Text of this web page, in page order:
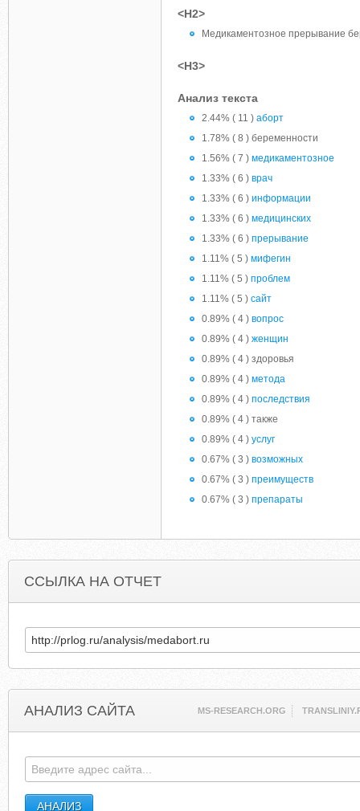
<H2>
Медикаментозное прерывание
<H3>
Анализ текста
2.44% ( 11 ) аборт
1.78% ( 8 ) беременности
1.56% ( 7 ) медикаментозное
1.33% ( 6 ) врач
1.33% ( 6 ) информации
1.33% ( 6 ) медицинских
1.33% ( 6 ) прерывание
1.11% ( 5 ) мифегин
1.11% ( 5 ) проблем
1.11% ( 5 ) сайт
0.89% ( 4 ) вопрос
0.89% ( 4 ) женщин
0.89% ( 4 ) здоровья
0.89% ( 4 ) метода
0.89% ( 4 ) последствия
0.89% ( 4 ) также
0.89% ( 4 ) услуг
0.67% ( 3 ) возможных
0.67% ( 3 ) преимуществ
0.67% ( 3 ) препараты
ССЫЛКА НА ОТЧЕТ
АНАЛИЗ САЙТА MS-RESEARCH.ORG